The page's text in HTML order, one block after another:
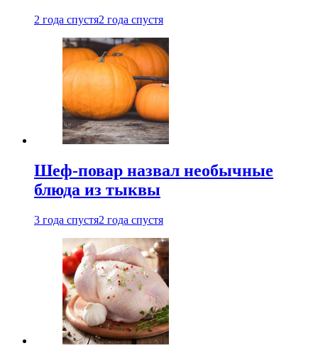
2 года спустя2 года спустя
Шеф-повар назвал необычные
блюда из тыквы
3 года спустя2 года спустя